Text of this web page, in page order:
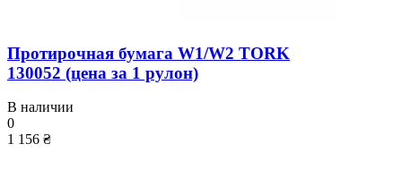
Протирочная бумага W1/W2 TORK
130052 (цена за 1 рулон)
В наличии
0
1 156 ₴